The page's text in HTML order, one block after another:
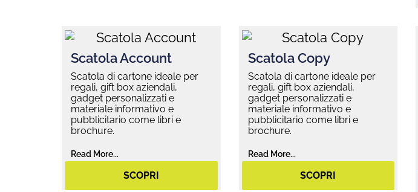
Scatola Account
Scatola di cartone ideale per
regali, gift box aziendali,
gadget personalizzati e
materiale informativo e
pubblicitario come libri e
brochure.
Read More...
SCOPRI
Scatola Copy
Scatola di cartone ideale per
regali, gift box aziendali,
gadget personalizzati e
materiale informativo e
pubblicitario come libri e
brochure.
Read More...
SCOPRI